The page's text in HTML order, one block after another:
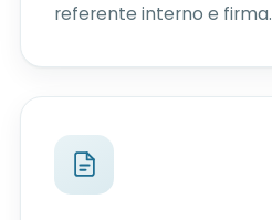
referente interno e firma.